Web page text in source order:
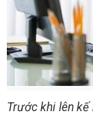
Trước khi lên kế